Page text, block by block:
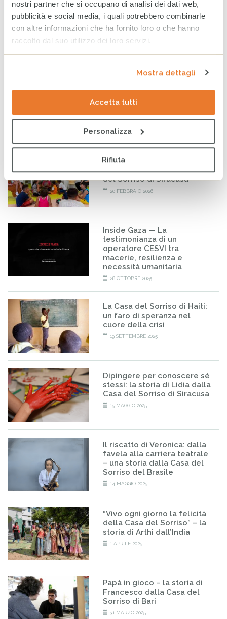
nostri partner che si occupano di analisi dei dati web,
pubblicità e social media, i quali potrebbero combinarle
con altre informazioni che ha fornito loro o che hanno
raccolto dal suo utilizzo dei loro servizi.
Mostra dettagli
Accetta tutti
Personalizza
Rifiuta
Charity night 2022: un grande risultato per la solidarietà
Notizie
Tag
SOLIDARIETÀ PARTECIPAZIONE COMUNICAZIONE
ULTIMI ARTICOLI
L’importanza dell’ascolto: la
rinascita di Flavia alla Casa
del Sorriso di Siracusa
20 FEBBRAIO 2026
Inside Gaza — La
testimonianza di un
operatore CESVI tra
macerie, resilienza e
necessità umanitaria
28 OTTOBRE 2025
La Casa del Sorriso di Haiti:
un faro di speranza nel
cuore della crisi
19 SETTEMBRE 2025
Dipingere per conoscere sé
stessi: la storia di Lidia dalla
Casa del Sorriso di Siracusa
15 MAGGIO 2025
Il riscatto di Veronica: dalla
favela alla carriera teatrale
– una storia dalla Casa del
Sorriso del Brasile
14 MAGGIO 2025
“Vivo ogni giorno la felicità
della Casa del Sorriso” – la
storia di Arthi dall’India
1 APRILE 2025
Papà in gioco – la storia di
Francesco dalla Casa del
Sorriso di Bari
31 MARZO 2025